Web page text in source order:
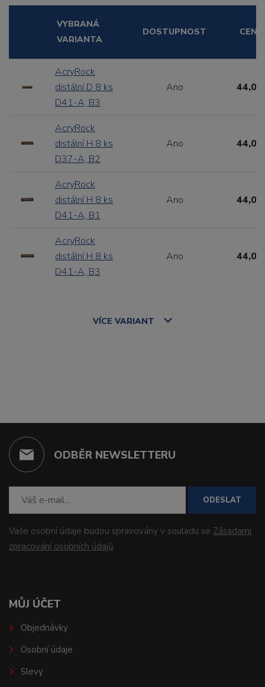
VYBRANÁ
VARIANTA
DOSTUPNOST CENA
AcryRock
distální D 8 ks
D41-A, B3
Ano 44,00
AcryRock
distální H 8 ks
D37-A, B2
Ano 44,00
AcryRock
distální H 8 ks
D41-A, B1
Ano 44,00
AcryRock
distální H 8 ks
D41-A, B3
Ano 44,00
VÍCE VARIANT
ODBĚR NEWSLETTERU
ODESLAT
Vaše osobní údaje budou spravovány v souladu se Zásadami
zpracování osobních údajů.
MŮJ ÚČET
Objednávky
Osobní údaje
Slevy